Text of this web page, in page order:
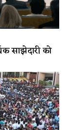
साझेदारी को